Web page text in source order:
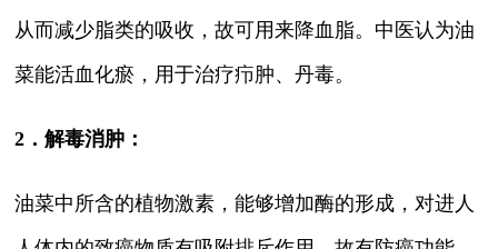
从而减少脂类的吸收，故可用来降血脂。中医认为油
菜能活血化瘀，用于治疗疖肿、丹毒。
2．解毒消肿：
油菜中所含的植物激素，能够增加酶的形成，对进人